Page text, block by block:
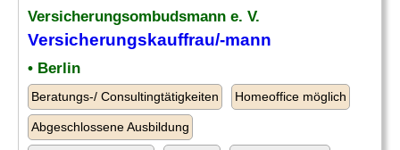
Versicherungsombudsmann e. V.
Versicherungskauffrau/-mann
• Berlin
Beratungs-/ Consultingtätigkeiten Homeoffice möglich
Abgeschlossene Ausbildung